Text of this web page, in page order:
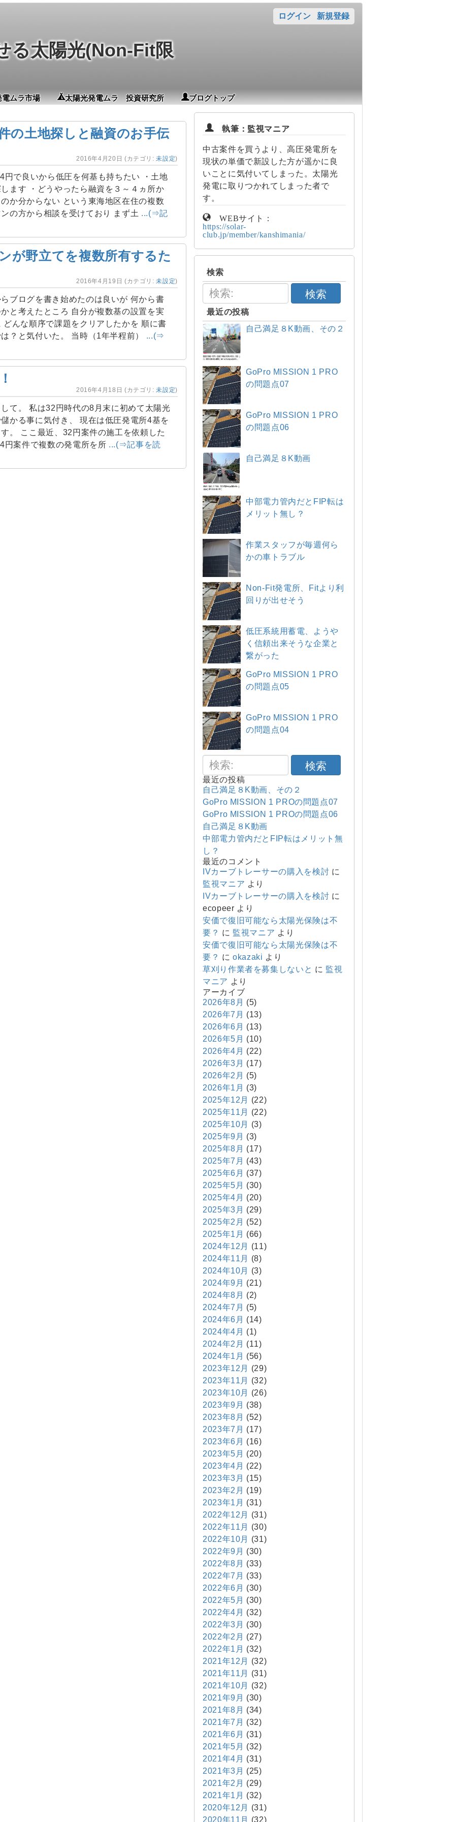
る太陽光(Non-Fit限
ログイン 新規登録
ムラ市場 太陽光発電ムラ 投資研究所 ブログトップ
の土地探しと融資のお手伝
2016年4月20日 (カテゴリ:未設定)
円で良いから低圧を何基も持ちたい ・土地
ます ・どうやったら融資を３～４ヵ所か
か分からない という東海地区在住の複数
の方から相談を受けており まず土 ...(⇒記
が野立てを複数所有するた
2016年4月19日 (カテゴリ:未設定)
ブログを書き始めたのは良いが 何から書
と考えたところ 自分が複数基の設置を実
どんな順序で課題をクリアしたかを 順に書
？と気付いた。 当時（1年半程前） ...(⇒
2016年4月18日 (カテゴリ:未設定)
て。 私は32円時代の8月末に初めて太陽光
かる事に気付き、 現在は低圧発電所4基を
。 ここ最近、32円案件の施工を依頼した
円案件で複数の発電所を所 ...(⇒記事を読
執筆：監視マニア
中古案件を買うより、高圧発電所を
現状の単価で新設した方が遥かに良
いことに気付いてしまった。太陽光
発電に取りつかれてしまった者で
す。
WEBサイト：
https://solar-
club.jp/member/kanshimania/
検索
検索
最近の投稿
自己満足８K動画、その２
GoPro MISSION 1 PRO
の問題点07
GoPro MISSION 1 PRO
の問題点06
自己満足８K動画
中部電力管内だとFIP転は
メリット無し？
作業スタッフが毎週何ら
かの車トラブル
Non-Fit発電所、Fitより利
回りが出せそう
低圧系統用蓄電、ようや
く信頼出来そうな企業と
繋がった
GoPro MISSION 1 PRO
の問題点05
GoPro MISSION 1 PRO
の問題点04
検索
最近の投稿
自己満足８K動画、その２
GoPro MISSION 1 PROの問題点07
GoPro MISSION 1 PROの問題点06
自己満足８K動画
中部電力管内だとFIP転はメリット無
し？
最近のコメント
IVカーブトレーサーの購入を検討 に
監視マニア より
IVカーブトレーサーの購入を検討 に
ecopeer より
安価で復旧可能なら太陽光保険は不
要？ に 監視マニア より
安価で復旧可能なら太陽光保険は不
要？ にokazaki より
草刈り作業者を募集しないと に 監視
マニア より
アーカイブ
2026年8月 (5)
2026年7月 (13)
2026年6月 (13)
2026年5月 (10)
2026年4月 (22)
2026年3月 (17)
2026年2月 (5)
2026年1月 (3)
2025年12月
(22)
2025年11月
(22)
2025年10月
(3)
2025年9月 (3)
2025年8月 (17)
2025年7月 (43)
2025年6月 (37)
2025年5月 (30)
2025年4月 (20)
2025年3月 (29)
2025年2月 (52)
2025年1月 (66)
2024年12月
(11)
2024年11月
(8)
2024年10月
(3)
2024年9月 (21)
2024年8月 (2)
2024年7月 (5)
2024年6月 (14)
2024年4月 (1)
2024年2月 (11)
2024年1月 (56)
2023年12月
(29)
2023年11月
(32)
2023年10月
(26)
2023年9月 (38)
2023年8月 (52)
2023年7月 (17)
2023年6月 (16)
2023年5月 (20)
2023年4月 (22)
2023年3月 (15)
2023年2月 (19)
2023年1月 (31)
2022年12月
(31)
2022年11月
(30)
2022年10月
(31)
2022年9月 (30)
2022年8月 (33)
2022年7月 (33)
2022年6月 (30)
2022年5月 (30)
2022年4月 (32)
2022年3月 (30)
2022年2月 (27)
2022年1月 (32)
2021年12月
(32)
2021年11月
(31)
2021年10月
(32)
2021年9月 (30)
2021年8月 (34)
2021年7月 (32)
2021年6月 (31)
2021年5月 (32)
2021年4月 (31)
2021年3月 (25)
2021年2月 (29)
2021年1月 (32)
2020年12月
(31)
2020年11月
(32)